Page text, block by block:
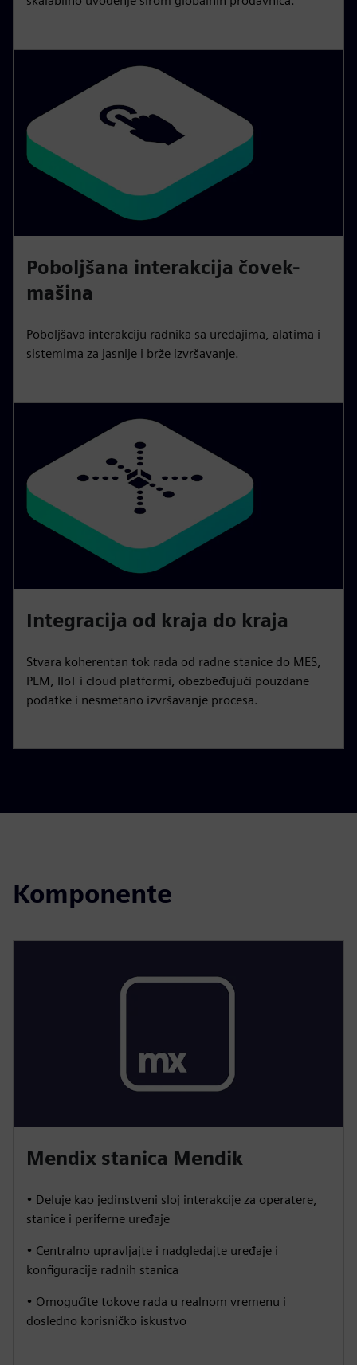
Poboljšana interakcija čovek-
mašina
Poboljšava interakciju radnika sa uređajima, alatima i
sistemima za jasnije i brže izvršavanje.
Integracija od kraja do kraja
Stvara koherentan tok rada od radne stanice do MES,
PLM, IIoT i cloud platformi, obezbeđujući pouzdane
podatke i nesmetano izvršavanje procesa.
Komponente
Mendix stanica Mendik
• Deluje kao jedinstveni sloj interakcije za operatere,
stanice i periferne uređaje
• Centralno upravljajte i nadgledajte uređaje i
konfiguracije radnih stanica
• Omogućite tokove rada u realnom vremenu i
dosledno korisničko iskustvo